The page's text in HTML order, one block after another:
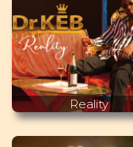
Reality